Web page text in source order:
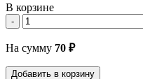
В корзине
-
На сумму 70 ₽
Добавить в корзину